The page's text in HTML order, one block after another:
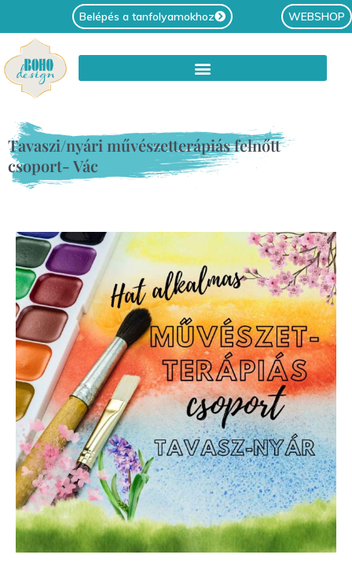
Belépés a tanfolyamokhoz WEBSHOP
Tavaszi/nyári művészetterápiás felnőtt
csoport- Vác